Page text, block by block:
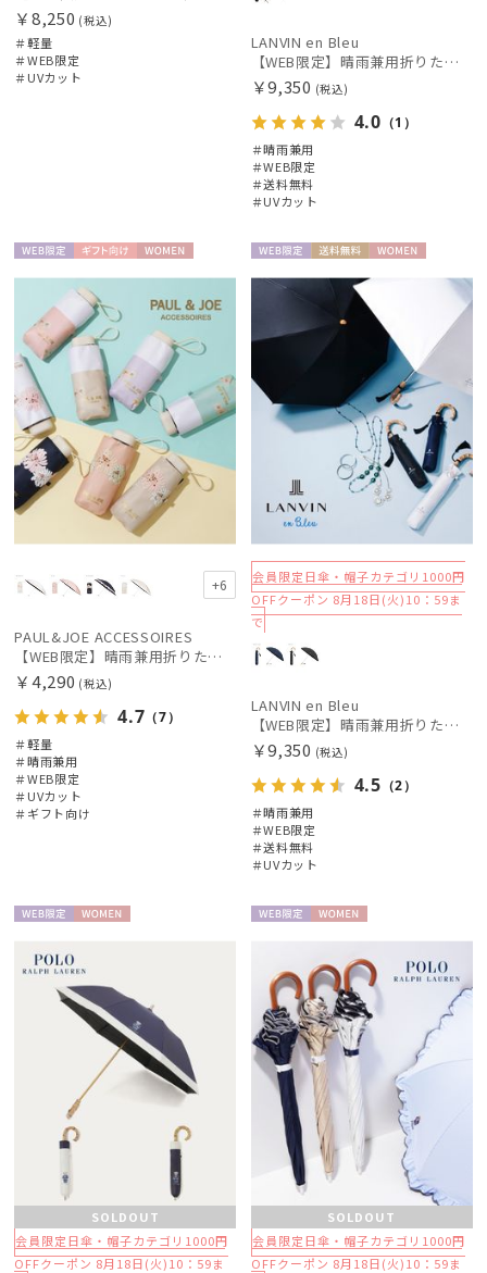
￥8,250 (税込)
＃軽量
＃WEB限定
＃UVカット
LANVIN en Bleu
【WEB限定】晴雨兼用折りたたみ日傘ランバン オン ブルー (LANVIN en Bleu) バンブーフリル 雨の日OK 一級遮光99.99% 遮熱 簡単開閉 UV 晴雨兼用
￥9,350 (税込)
4.0 （1）
＃晴雨兼用
＃WEB限定
＃送料無料
＃UVカット
向け
+6
PAUL&JOE ACCESSOIRES
【WEB限定】晴雨兼用折りたたみ日傘 ポール&ジョー(PAUL & JOE ACCESSOIRES)クリザンテーム/バイカラー 雨の日OK 一級遮光99.99% 遮熱 簡単開閉 UV 晴雨兼用 可愛い
￥4,290 (税込)
4.7 （7）
＃軽量
＃晴雨兼用
＃WEB限定
＃UVカット
＃ギフト向け
会員限定日傘・帽子カテゴリ1000円
OFFクーポン 8月18日(火)10：59ま
で
LANVIN en Bleu
【WEB限定】晴雨兼用折りたたみ日傘 ランバン オン ブルー (LANVIN en Bleu) バンブーフリル 雨の日OK 一級遮光99.99% 遮熱 簡単開閉 UV 晴雨兼用
￥9,350 (税込)
4.5 （2）
＃晴雨兼用
＃WEB限定
＃送料無料
＃UVカット
SOLDOUT
会員限定日傘・帽子カテゴリ1000円
OFFクーポン 8月18日(火)10：59ま
N
SOLDOUT
会員限定日傘・帽子カテゴリ1000円
OFFクーポン 8月18日(火)10：59ま